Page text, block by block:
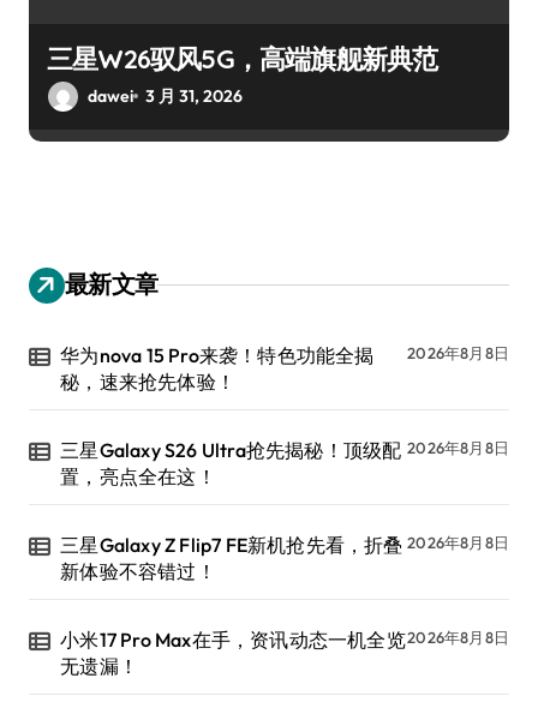
三星W26驭风5G，高端旗舰新典范
dawei 3 月 31, 2026
最新文章
华为nova 15 Pro来袭！特色功能全揭
秘，速来抢先体验！
2026年8月8日
三星Galaxy S26 Ultra抢先揭秘！顶级配
置，亮点全在这！
2026年8月8日
三星Galaxy Z Flip7 FE新机抢先看，折叠
新体验不容错过！
2026年8月8日
小米17 Pro Max在手，资讯动态一机全览
无遗漏！
2026年8月8日